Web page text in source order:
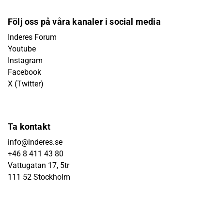
Följ oss på våra kanaler i social media
Inderes Forum
Youtube
Instagram
Facebook
X (Twitter)
Ta kontakt
info@inderes.se
+46 8 411 43 80
Vattugatan 17, 5tr
111 52 Stockholm